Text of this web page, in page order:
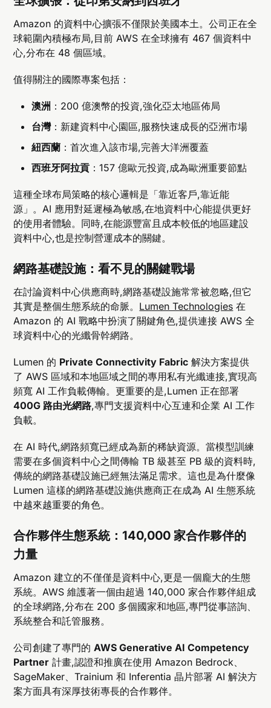
Amazon 的資料中心擴張不僅限於美國本土。公司正在全
球範圍內積極布局,目前 AWS 在全球擁有 467 個資料中
心,分布在 48 個區域。
值得關注的國際專案包括：
澳洲 ：200 億澳幣的投資,強化亞太地區佈局
台灣：新建資料中心園區,服務快速成長的亞洲市場
紐西蘭 ：首次進入該市場,完善大洋洲覆蓋
西班牙阿拉貢 ：157 億歐元投資,成為歐洲重要節點
這種全球布局策略的核心邏輯是「靠近客戶,靠近能
源」。AI 應用對延遲極為敏感,在地資料中心能提供更好
的使用者體驗。同時,在能源豐富且成本較低的地區建設
資料中心,也是控制營運成本的關鍵。
網路基礎設施：看不見的關鍵戰場
在討論資料中心供應商時,網路基礎設施常常被忽略,但它
其實是整個生態系統的命脈。 Lumen Technologies 在
Amazon 的 AI 戰略中扮演了關鍵角色,提供連接 AWS 全
球資料中心的光纖骨幹網路。
Lumen 的 Private Connectivity Fabric 解決方案提供
了 AWS 區域和本地區域之間的專用私有光纖連接,實現高
頻寬 AI 工作負載傳輸。更重要的是,Lumen 正在部署
400G 路由光網路,專門支援資料中心互連和企業 AI 工作
負載。
在 AI 時代,網路頻寬已經成為新的稀缺資源。當模型訓練
需要在多個資料中心之間傳輸 TB 級甚至 PB 級的資料時,
傳統的網路基礎設施已經無法滿足需求。這也是為什麼像
Lumen 這樣的網路基礎設施供應商正在成為 AI 生態系統
中越來越重要的角色。
合作夥伴生態系統：140,000 家合作夥伴的
力量
Amazon 建立的不僅僅是資料中心,更是一個龐大的生態
系統。AWS 維護著一個由超過 140,000 家合作夥伴組成
的全球網路,分布在 200 多個國家和地區,專門從事諮詢、
系統整合和託管服務。
公司創建了專門的AWS Generative AI Competency
Partner 計畫,認證和推廣在使用 Amazon Bedrock、
SageMaker、Trainium 和 Inferentia 晶片部署 AI 解決方
案方面具有深厚技術專長的合作夥伴。